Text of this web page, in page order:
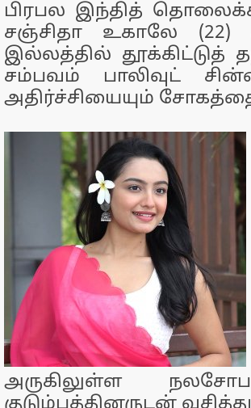
பிரபல இந்தித்
சஞ்சிதா உகாலே
இல்லத்தில்
சம்பவம் பாலிவுட்
அதிர்ச்சியையும்
அருகிலுள்ள